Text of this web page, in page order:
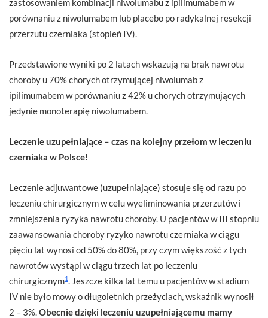
porównaniu z niwolumabem lub placebo po radykalnej resekcji
przerzutu czerniaka (stopień IV).
Przedstawione wyniki po 2 latach wskazują na brak nawrotu
choroby u 70% chorych otrzymującej niwolumab z
ipilimumabem w porównaniu z 42% u chorych otrzymujących
jedynie monoterapię niwolumabem.
Leczenie uzupełniające – czas na kolejny przełom w leczeniu
czerniaka w Polsce!
Leczenie adjuwantowe (uzupełniające) stosuje się od razu po
leczeniu chirurgicznym w celu wyeliminowania przerzutów i
zmniejszenia ryzyka nawrotu choroby. U pacjentów w III stopniu
zaawansowania choroby ryzyko nawrotu czerniaka w ciągu
pięciu lat wynosi od 50% do 80%, przy czym większość z tych
nawrotów wystąpi w ciągu trzech lat po leczeniu
chirurgicznym1
. Jeszcze kilka lat temu u pacjentów w stadium
IV nie było mowy o długoletnich przeżyciach, wskaźnik wynosił
2 – 3%. Obecnie dzięki leczeniu uzupełniającemu mamy